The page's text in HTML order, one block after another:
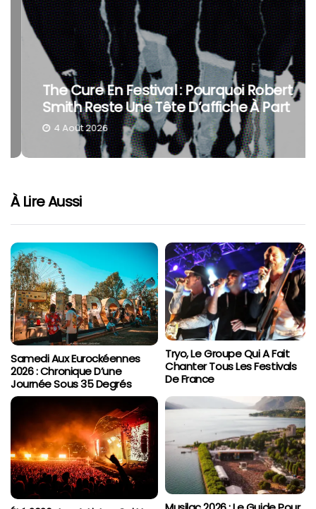
The Cure En Festival : Pourquoi Robert
Smith Reste Une Tête D’affiche À Part
4 Août 2026
À Lire Aussi
Samedi Aux Eurockéennes
2026 : Chronique D’une
Journée Sous 35 Degrés
Tryo, Le Groupe Qui A Fait
Chanter Tous Les Festivals
De France